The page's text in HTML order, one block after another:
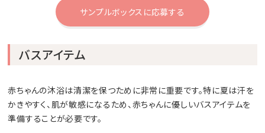
サンプルボックスに応募する
バスアイテム
赤ちゃんの沐浴は清潔を保つために非常に重要です。特に夏は汗を
かきやすく、肌が敏感になるため、赤ちゃんに優しいバスアイテムを
準備することが必要です。